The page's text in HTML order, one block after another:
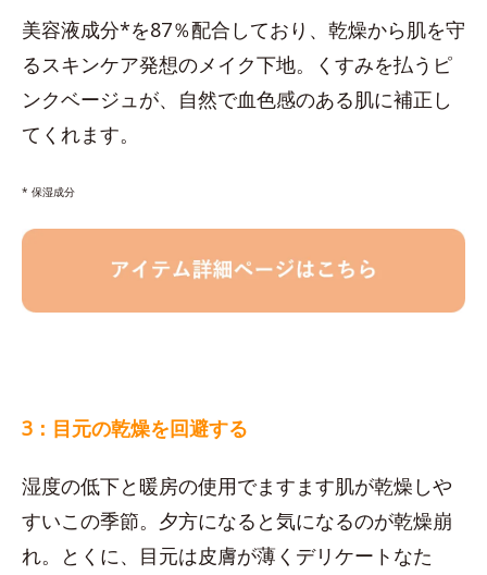
美容液成分*を87％配合しており、乾燥から肌を守
るスキンケア発想のメイク下地。くすみを払うピ
ンクベージュが、自然で血色感のある肌に補正し
てくれます。
* 保湿成分
3：目元の乾燥を回避する
湿度の低下と暖房の使用でますます肌が乾燥しや
すいこの季節。夕方になると気になるのが乾燥崩
れ。とくに、目元は皮膚が薄くデリケートなた